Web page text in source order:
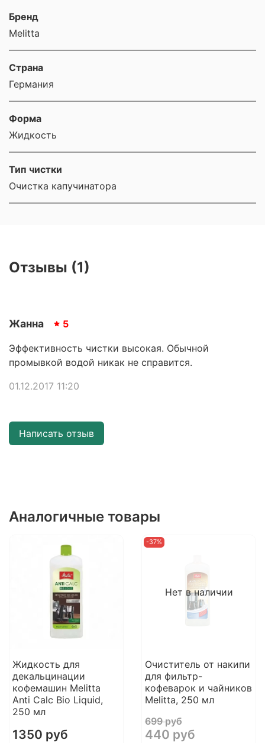
Бренд
Melitta
Страна
Германия
Форма
Жидкость
Тип чистки
Очистка капучинатора
Отзывы (1)
Жанна 5
Эффективность чистки высокая. Обычной
промывкой водой никак не справится.
01.12.2017 11:20
Написать отзыв
Аналогичные товары
Жидкость для
декальцинации
кофемашин Melitta
Anti Calc Bio Liquid,
250 мл
1350 руб
Нет в наличии
-37%
Очиститель от накипи
для фильтр-
кофеварок и чайников
Melitta, 250 мл
699 руб
440 руб